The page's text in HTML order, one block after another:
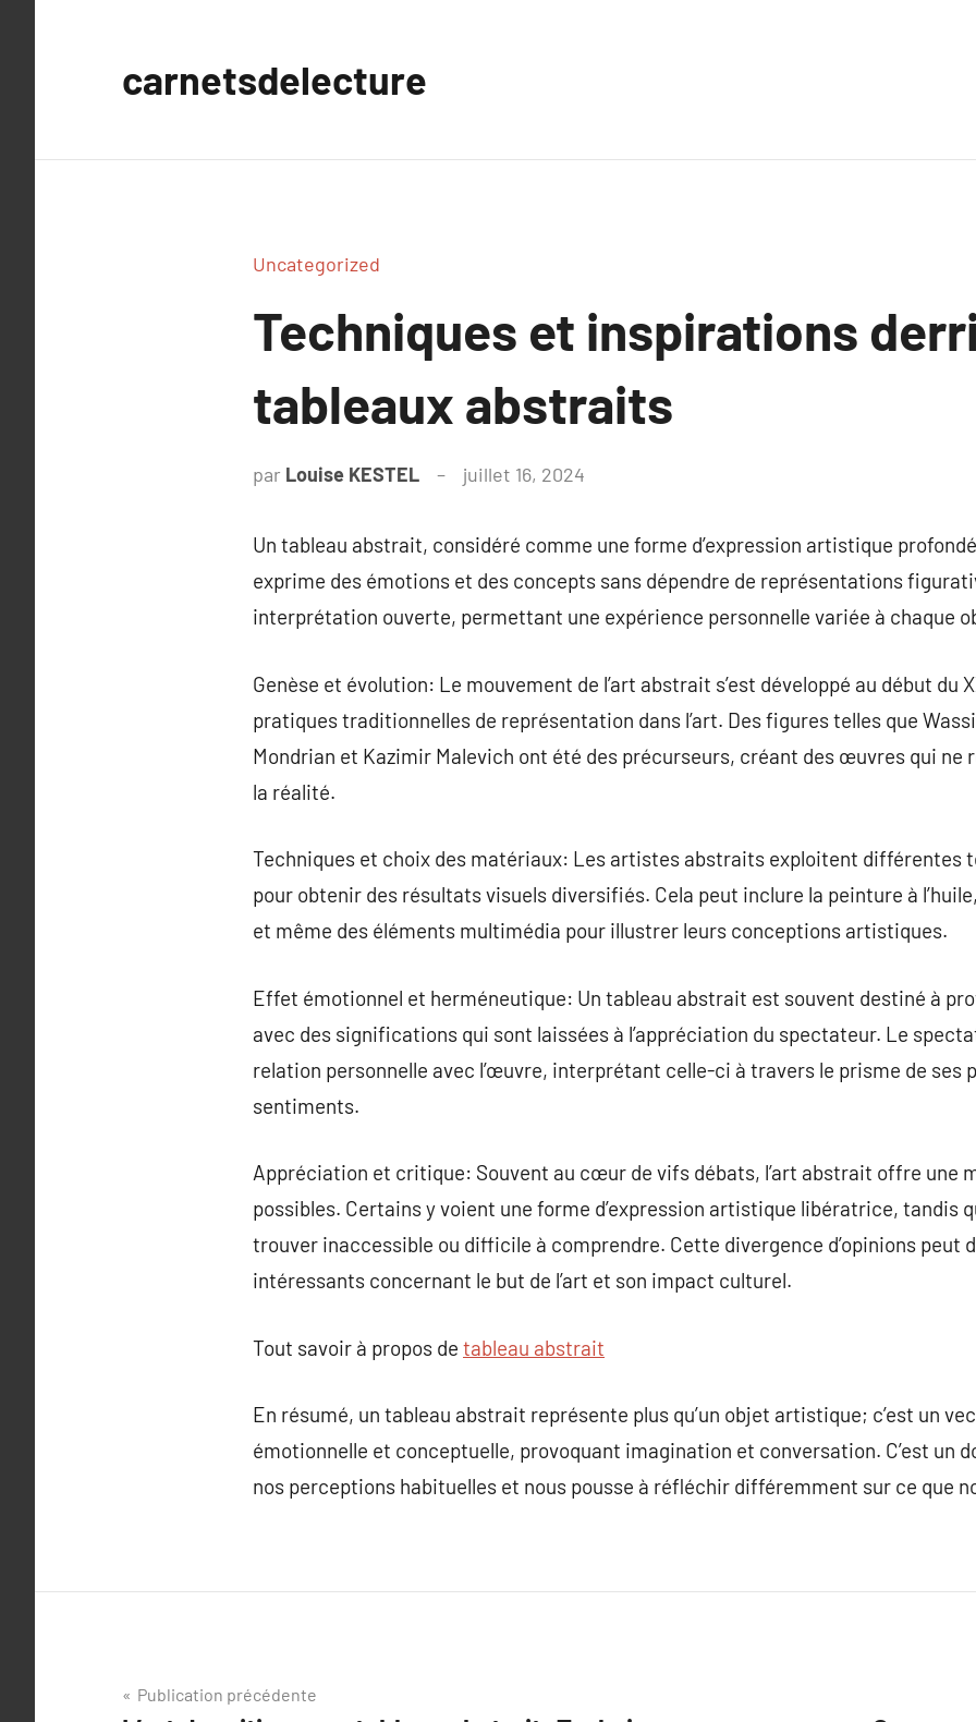
carnetsdelecture
Uncategorized
Techniques et inspirations
tableaux abstraits
par Louise KESTEL juillet 16, 2024
Un tableau abstrait, considéré comme une forme d’expression artistique
exprime des émotions et des concepts sans dépendre de représentations
interprétation ouverte, permettant une expérience personnelle variée à chaque
Genèse et évolution: Le mouvement de l’art abstrait s’est développé au début du
pratiques traditionnelles de représentation dans l’art. Des figures telles que
Mondrian et Kazimir Malevich ont été des précurseurs, créant des œuvres qui
la réalité.
Techniques et choix des matériaux: Les artistes abstraits exploitent différentes
pour obtenir des résultats visuels diversifiés. Cela peut inclure la peinture à
et même des éléments multimédia pour illustrer leurs conceptions artistiques.
Effet émotionnel et herméneutique: Un tableau abstrait est souvent destiné à
avec des significations qui sont laissées à l’appréciation du spectateur. Le
relation personnelle avec l’œuvre, interprétant celle-ci à travers le prisme de ses
sentiments.
Appréciation et critique: Souvent au cœur de vifs débats, l’art abstrait offre une
possibles. Certains y voient une forme d’expression artistique libératrice, tandis
trouver inaccessible ou difficile à comprendre. Cette divergence d’opinions peut
intéressants concernant le but de l’art et son impact culturel.
Tout savoir à propos de tableau abstrait
En résumé, un tableau abstrait représente plus qu’un objet artistique; c’est un
émotionnelle et conceptuelle, provoquant imagination et conversation. C’est un
nos perceptions habituelles et nous pousse à réfléchir différemment sur ce que
Navigation
Publication précédente